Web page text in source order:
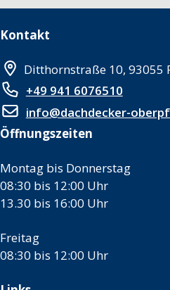
Kontakt
Ditthornstraße 10, 93055
+49 941 6076510
info@dachdecker-
Öffnungszeiten
Montag bis Donnerstag
08:30 bis 12:00 Uhr
13.30 bis 16:00 Uhr
Freitag
08:30 bis 12:00 Uhr